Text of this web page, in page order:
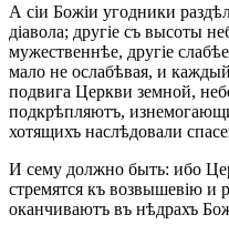
А сіи Божіи угодники
діавола; другіе съ высоты
мужественнѣе, другіе
мало не ослабѣвая, и
подвига Церкви земной,
подкрѣпляютъ,
хотящихъ наслѣдовали
И сему должно быть: ибо
стремятся къ возвышевію и
оканчиваютъ въ нѣдрахъ